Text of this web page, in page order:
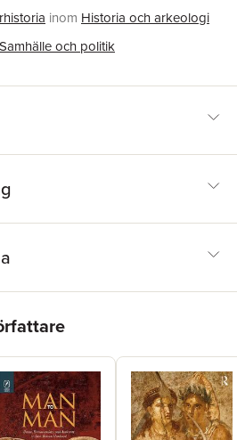
inom Historia och arkeologi
Samhälle och politik